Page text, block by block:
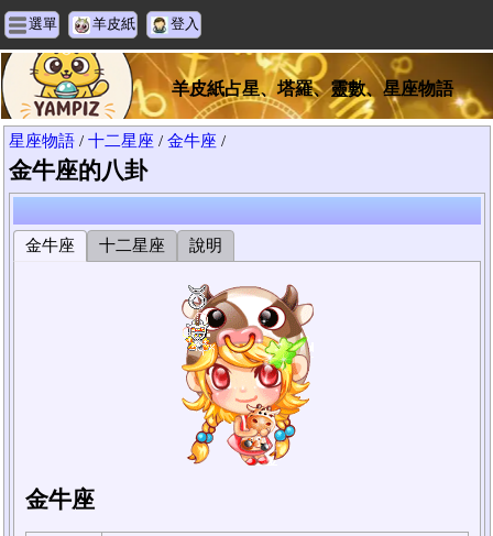
選單 羊皮紙 登入
羊皮紙占星、塔羅、靈數、星座物語
星座物語 / 十二星座 / 金牛座 /
金牛座的八卦
金牛座 十二星座 說明
金牛座